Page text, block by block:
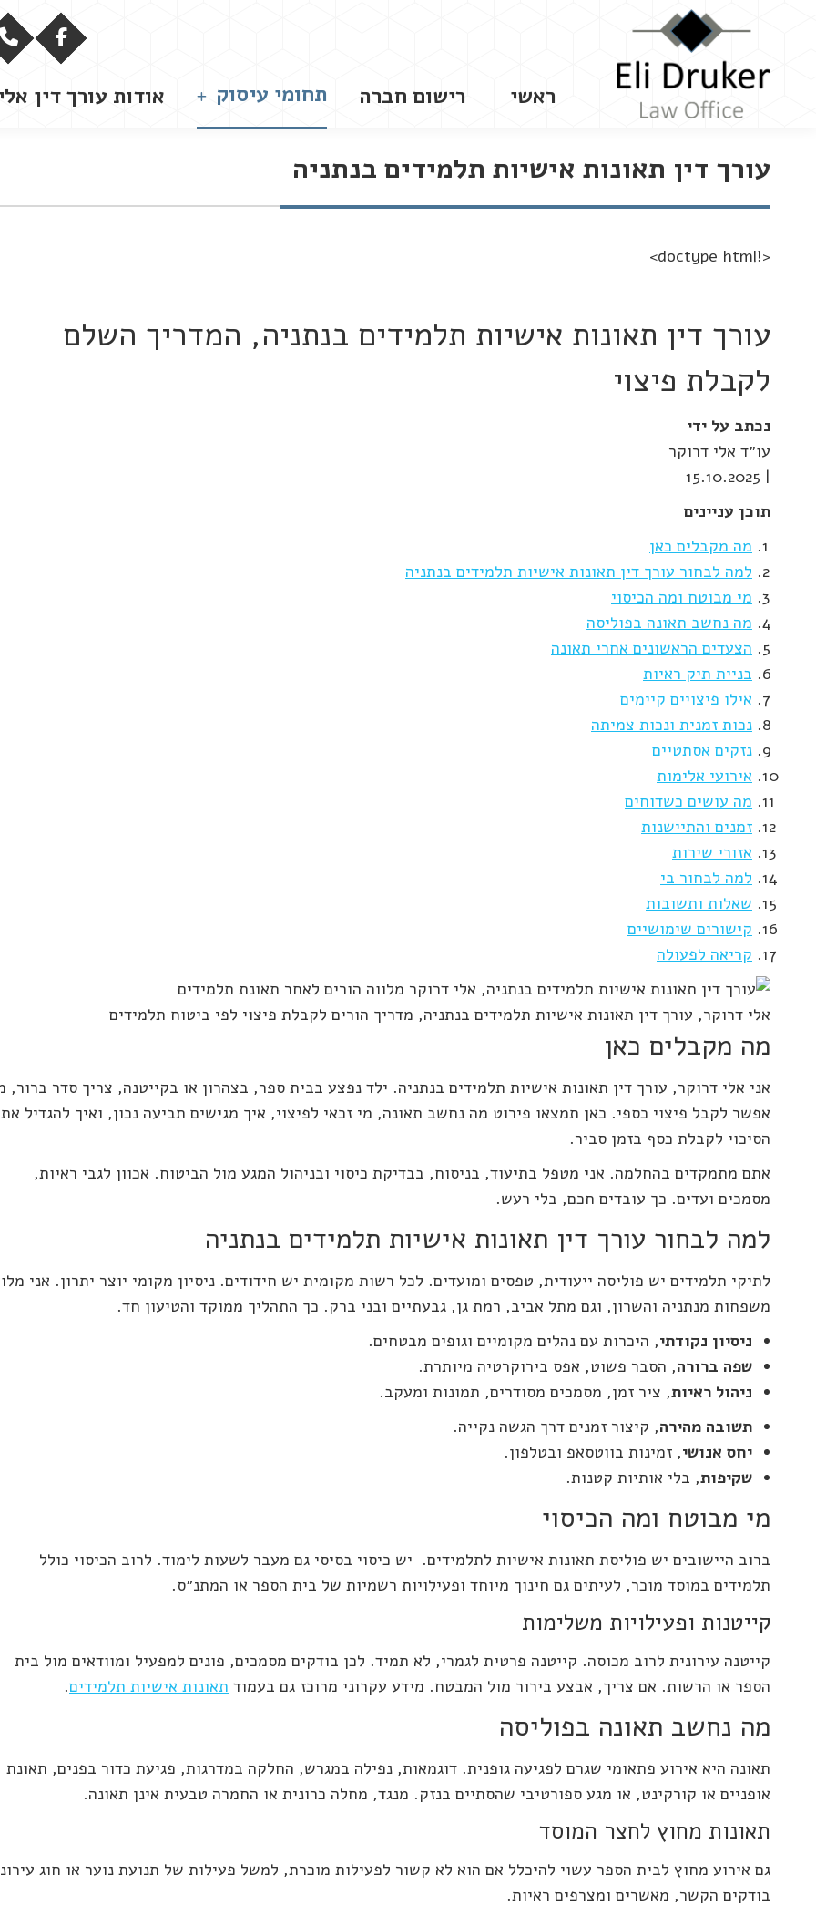
ראשי רישום חברה תחומי עיסוק אודות עורך דין
עורך דין תאונות אישיות תלמידים בנתניה
<!doctype html>
עורך דין תאונות אישיות תלמידים בנתניה, המדריך השלם
לקבלת פיצוי
נכתב על ידי
עו״ד אלי דרוקר
| 15.10.2025
תוכן עניינים
מה מקבלים כאן
למה לבחור עורך דין תאונות אישיות תלמידים בנתניה
מי מבוטח ומה הכיסוי
מה נחשב תאונה בפוליסה
הצעדים הראשונים אחרי תאונה
בניית תיק ראיות
אילו פיצויים קיימים
נכות זמנית ונכות צמיתה
נזקים אסתטיים
אירועי אלימות
מה עושים כשדוחים
זמנים והתיישנות
אזורי שירות
למה לבחור בי
שאלות ותשובות
קישורים שימושיים
קריאה לפעולה
אלי דרוקר, עורך דין תאונות אישיות תלמידים בנתניה, מדריך הורים לקבלת פיצוי לפי ביטוח תלמידים
מה מקבלים כאן
אני אלי דרוקר, עורך דין תאונות אישיות תלמידים בנתניה. ילד נפצע בבית ספר, בצהרון או בקייטנה, צריך סדר ברור,
אפשר לקבל פיצוי כספי. כאן תמצאו פירוט מה נחשב תאונה, מי זכאי לפיצוי, איך מגישים תביעה נכון, ואיך להגדיל את
הסיכוי לקבלת כסף בזמן סביר.
אתם מתמקדים בהחלמה. אני מטפל בתיעוד, בניסוח, בבדיקת כיסוי ובניהול המגע מול הביטוח. אכוון לגבי ראיות,
מסמכים ועדים. כך עובדים חכם, בלי רעש.
למה לבחור עורך דין תאונות אישיות תלמידים בנתניה
לתיקי תלמידים יש פוליסה ייעודית, טפסים ומועדים. לכל רשות מקומית יש חידודים. ניסיון מקומי יוצר יתרון. אני
משפחות מנתניה והשרון, וגם מתל אביב, רמת גן, גבעתיים ובני ברק. כך התהליך ממוקד והטיעון חד.
ניסיון נקודתי, היכרות עם נהלים מקומיים וגופים מבטחים.
שפה ברורה, הסבר פשוט, אפס בירוקרטיה מיותרת.
ניהול ראיות, ציר זמן, מסמכים מסודרים, תמונות ומעקב.
תשובה מהירה, קיצור זמנים דרך הגשה נקייה.
יחס אנושי, זמינות בווטסאפ ובטלפון.
שקיפות, בלי אותיות קטנות.
מי מבוטח ומה הכיסוי
ברוב היישובים יש פוליסת תאונות אישיות לתלמידים. יש כיסוי בסיסי גם מעבר לשעות לימוד. לרוב הכיסוי כולל
תלמידים במוסד מוכר, לעיתים גם חינוך מיוחד ופעילויות רשמיות של בית הספר או המתנ״ס.
קייטנות ופעילויות משלימות
קייטנה עירונית לרוב מכוסה. קייטנה פרטית לגמרי, לא תמיד. לכן בודקים מסמכים, פונים למפעיל ומוודאים מול בית
הספר או הרשות. אם צריך, אבצע בירור מול המבטח. מידע עקרוני מרוכז גם בעמוד תאונות אישיות תלמידים.
מה נחשב תאונה בפוליסה
תאונה היא אירוע פתאומי שגרם לפגיעה גופנית. דוגמאות, נפילה במגרש, החלקה במדרגות, פגיעת כדור בפנים, תאונת
אופניים או קורקינט, או מגע ספורטיבי שהסתיים בנזק. מנגד, מחלה כרונית או החמרה טבעית אינן תאונה.
תאונות מחוץ לחצר המוסד
גם אירוע מחוץ לבית הספר עשוי להיכלל אם הוא לא קשור לפעילות מוכרת, למשל פעילות של תנועת נוער או חוג
בודקים הקשר, מאשרים ומצרפים ראיות.